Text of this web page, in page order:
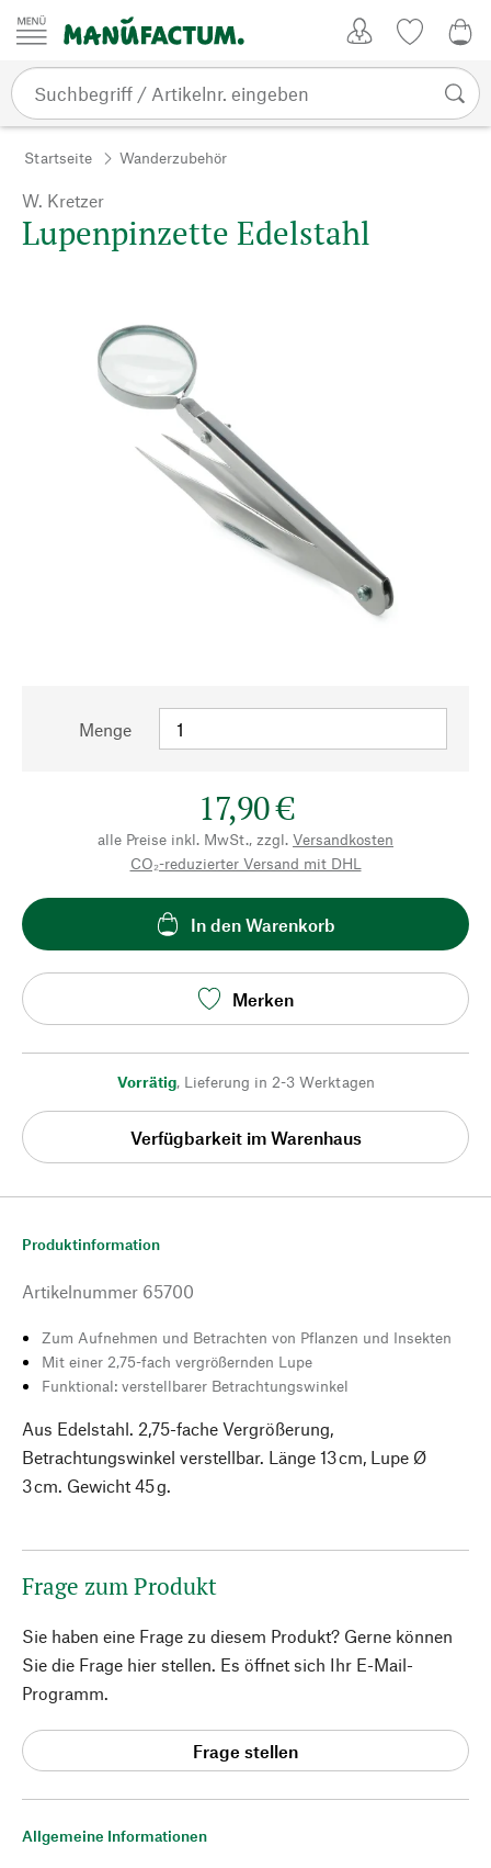
Zum Inhalt springen
Startseite Wanderzubehör
W. Kretzer
Lupenpinzette Edelstahl
Menge
17,90 €
alle Preise inkl. MwSt., zzgl. Versandkosten
CO₂-reduzierter Versand mit DHL
In den Warenkorb
Merken
Vorrätig, Lieferung in 2-3 Werktagen
Verfügbarkeit im Warenhaus
Allgemeine Informationen
Produktinformation
Artikelnummer 65700
Zum Aufnehmen und Betrachten von Pflanzen und Insekten
Mit einer 2,75-fach vergrößernden Lupe
Funktional: verstellbarer Betrachtungswinkel
Aus Edelstahl. 2,75-fache Vergrößerung,
Betrachtungswinkel verstellbar. Länge 13 cm, Lupe Ø
3 cm. Gewicht 45 g.
Frage zum Produkt
Sie haben eine Frage zu diesem Produkt? Gerne können
Sie die Frage hier stellen. Es öffnet sich Ihr E-Mail-
Programm.
Frage stellen